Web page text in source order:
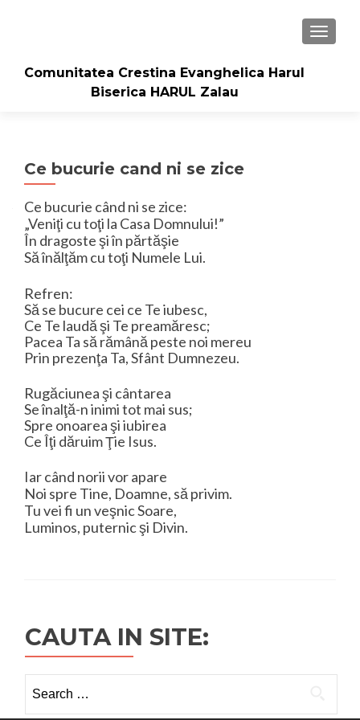
Comunitatea Crestina Evanghelica Harul
Biserica HARUL Zalau
Ce bucurie cand ni se zice
Ce bucurie când ni se zice:
„Veniţi cu toţi la Casa Domnului!”
În dragoste şi în părtăşie
Să înălţăm cu toţi Numele Lui.
Refren:
Să se bucure cei ce Te iubesc,
Ce Te laudă şi Te preamăresc;
Pacea Ta să rămână peste noi mereu
Prin prezenţa Ta, Sfânt Dumnezeu.
Rugăciunea şi cântarea
Se înalţă-n inimi tot mai sus;
Spre onoarea şi iubirea
Ce Îţi dăruim Ţie Isus.
Iar când norii vor apare
Noi spre Tine, Doamne, să privim.
Tu vei fi un veşnic Soare,
Luminos, puternic şi Divin.
CAUTA IN SITE:
for: